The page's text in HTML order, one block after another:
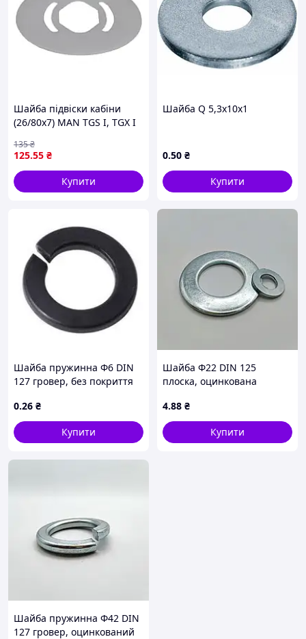
Шайба підвіски кабіни
(26/80x7) MAN TGS I, TGX I
3.00076
125.55 ₴
135₴
Купити
Шайба Q 5,3х10х1
0.50 ₴
Купити
Шайба пружинна Ф6 DIN
127 гровер, без покриття
0.26 ₴
Купити
Шайба Ф22 DIN 125
плоска, оцинкована
4.88 ₴
Купити
Шайба пружинна Ф42 DIN
127 гровер, оцинкований